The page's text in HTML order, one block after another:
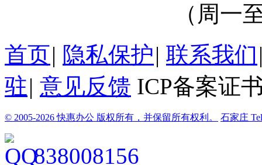
（周一至周
首页| 隐私保护| 联系我们
驻| 意见反馈 ICP备案证
© 2005-2026 快惠办公 版权所有，并保留所有权利。 石家庄
838008156